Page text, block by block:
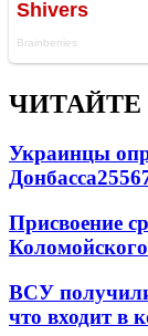
Украинцы
Донбасса
Присвоение
ВСУ
что входит в